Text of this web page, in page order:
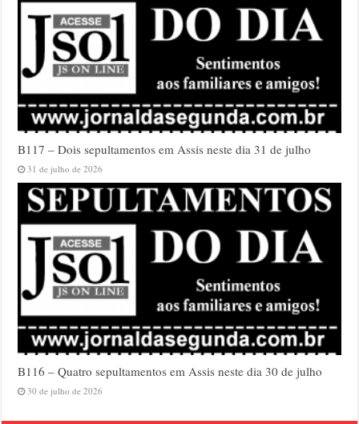
B117 – Dois sepultamentos em Assis neste dia 31 de julho
31 de julho de 2026
B116 – Quatro sepultamentos em Assis neste dia 30 de julho
30 de julho de 2026